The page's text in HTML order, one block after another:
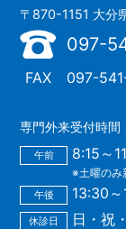
〒870-1151 大分
097-
FAX 097-
専門外来受付時間
午前 8:15～
※土曜のみ
午後 13:30
休診日 日・祝